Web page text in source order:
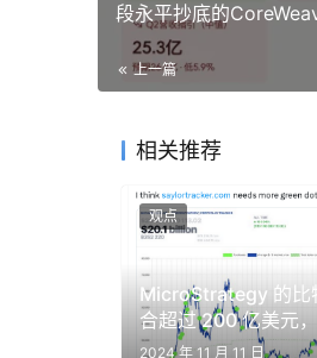
这场持续28天的“科
站将集结OpenClaw
AI周（5.11-5.15
全球安全研究者
费产品幕后团队
段永平抄底的
上一篇
相关推荐
MicroStrategy 的比
合超过 200 亿美元
率现已超过 100%
2024 年 11 月 11 日
观点